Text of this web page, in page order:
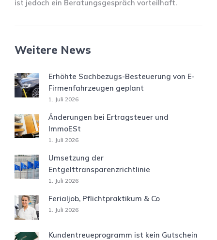
ist jedoch ein Beratungsgespräch vorteilhaft.
Weitere News
Erhöhte Sachbezugs-Besteuerung von E-
Firmenfahrzeugen geplant
1. Juli 2026
Änderungen bei Ertragsteuer und
ImmoESt
1. Juli 2026
Umsetzung der
Entgelttransparenzrichtlinie
1. Juli 2026
Ferialjob, Pflichtpraktikum & Co
1. Juli 2026
Kundentreueprogramm ist kein Gutschein